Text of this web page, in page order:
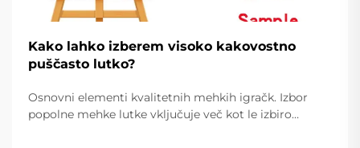
Kako lahko izberem visoko kakovostno
puščasto lutko?
Osnovni elementi kvalitetnih mehkih igračk. Izbor
popolne mehke lutke vključuje več kot le izbiro